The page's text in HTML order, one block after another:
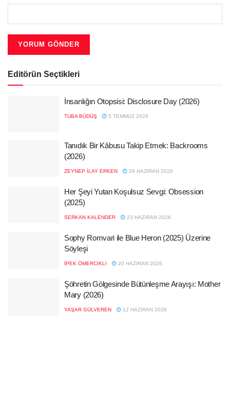
Editörün Seçtikleri
İnsanlığın Otopsisi: Disclosure Day (2026)
TUBA BÜDÜŞ 5 TEMMUZ 2026
Tanıdık Bir Kâbusu Takip Etmek: Backrooms
(2026)
ZEYNEP İLAY ERKEN 29 HAZIRAN 2026
Her Şeyi Yutan Koşulsuz Sevgi: Obsession
(2025)
SERKAN KALENDER 23 HAZIRAN 2026
Sophy Romvari ile Blue Heron (2025) Üzerine
Söyleşi
İPEK ÖMERCIKLI 20 HAZIRAN 2026
Şöhretin Gölgesinde Bütünleşme Arayışı: Mother
Mary (2026)
YAŞAR GÜLVEREN 12 HAZIRAN 2026